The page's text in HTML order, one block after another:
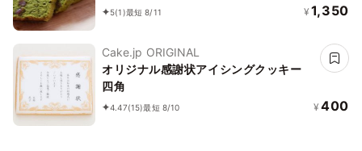
生日 プレゼント
5(1)最短 8/11 ¥ 1,350
Cake.jp ORIGINAL
オリジナル感謝状アイシングクッキー
四角
4.47(15)最短 8/10 ¥ 400